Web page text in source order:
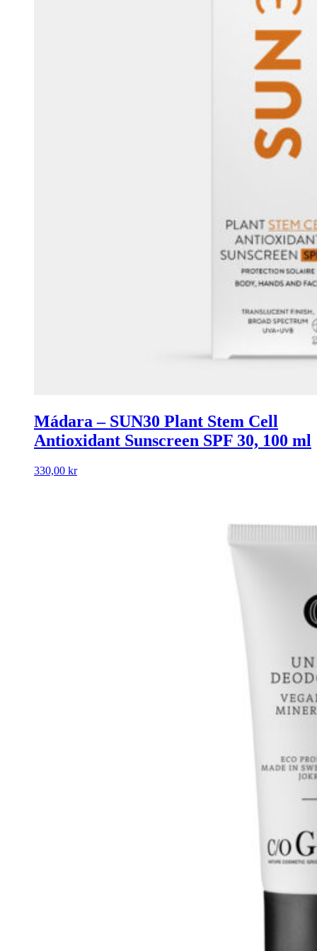
Mádara – SUN30 Plant Stem Cell
Antioxidant Sunscreen SPF 30, 100 ml
330,00 kr